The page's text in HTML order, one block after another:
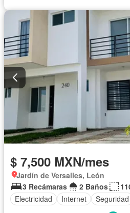
Zonas verdes
$ 7,500 MXN/mes
Jardín de Versalles, León
3 Recámaras
2 Baños
Electricidad
Internet Seguridad